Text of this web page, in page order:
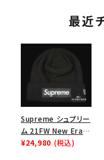
最近
Supreme シュプリー
ム 21FW New Era
Box Logo Beanie
¥24,980 (税込)